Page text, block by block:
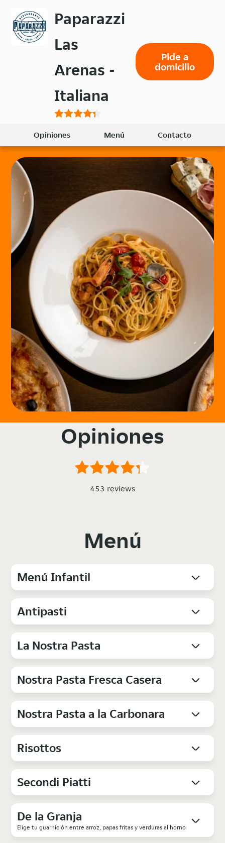
menú
principal
Paparazzi
Las
Arenas -
Italiana
Pide a
domicilio
Opiniones Menú Contacto
Opiniones
453 reviews
Menú
Menú Infantil
Antipasti
La Nostra Pasta
Nostra Pasta Fresca Casera
Nostra Pasta a la Carbonara
Risottos
Secondi Piatti
De la Granja
Elige tu guarnición entre arroz, papas fritas y verduras al horno